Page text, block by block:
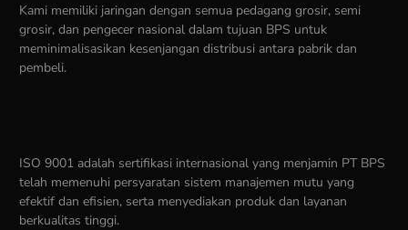
Kami memiliki jaringan dengan semua pedagang grosir, semi
grosir, dan pengecer nasional dalam tujuan BPS untuk
meminimalisasikan kesenjangan distribusi antara pabrik dan
pembeli.
ISO 9001 adalah sertifikasi internasional yang menjamin PT BPS
telah memenuhi persyaratan sistem manajemen mutu yang
efektif dan efisien, serta menyediakan produk dan layanan
berkualitas tinggi.